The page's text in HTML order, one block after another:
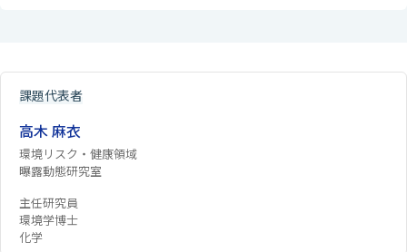
課題代表者
高木 麻衣
環境リスク・健康領域
曝露動態研究室
主任研究員
環境学博士
化学